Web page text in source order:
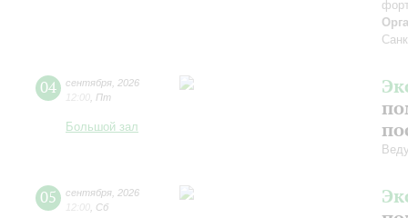
04 сентября 2026
12:00 Пт
Большой зал
05 сентября 2026
12:00 Сб